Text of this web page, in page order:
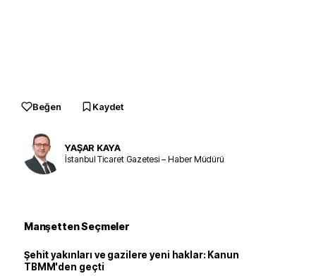
Beğen Kaydet
YAŞAR KAYA
İstanbul Ticaret Gazetesi – Haber Müdürü
Manşetten Seçmeler
Şehit yakınları ve gazilere yeni haklar: Kanun
TBMM'den geçti